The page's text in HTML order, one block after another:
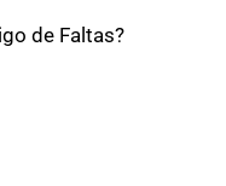
de Faltas?